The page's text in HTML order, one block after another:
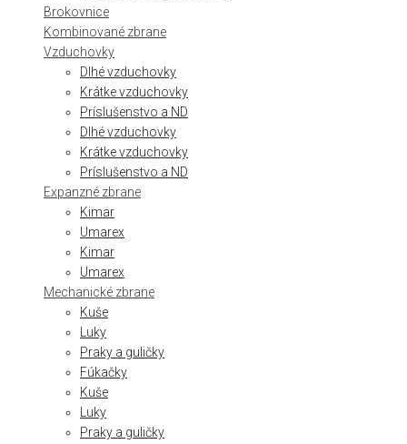
Brokovnice
Kombinované zbrane
Vzduchovky
Dlhé vzduchovky
Krátke vzduchovky
Príslušenstvo a ND
Dlhé vzduchovky
Krátke vzduchovky
Príslušenstvo a ND
Expanzné zbrane
Kimar
Umarex
Kimar
Umarex
Mechanické zbrane
Kuše
Luky
Praky a guličky
Fúkačky
Kuše
Luky
Praky a guličky